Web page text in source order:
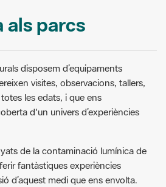
als parcs
disposem d’equipaments
visites, observacions, tallers,
les edats, i que ens
d'un univers d’experiències
de la contaminació lumínica de
fantàstiques experiències
d’aquest medi que ens envolta.